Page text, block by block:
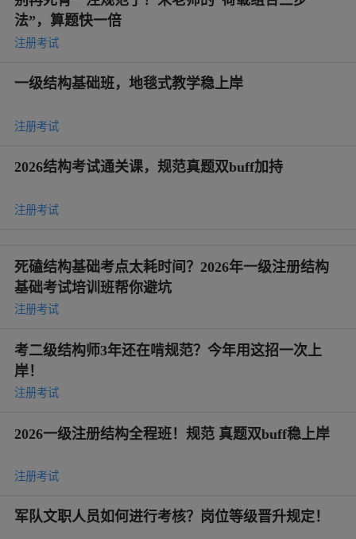
法”，算题快一倍
注册考试
一级结构基础班，地毯式教学稳上岸
注册考试
2026结构考试通关课，规范真题双buff加持
注册考试
死磕结构基础考点太耗时间？2026年一级注册结构
基础考试培训班帮你避坑
注册考试
考二级结构师3年还在啃规范？今年用这招一次上
岸！
注册考试
2026一级注册结构全程班！规范 真题双buff稳上岸
注册考试
军队文职人员如何进行考核？岗位等级晋升规定！